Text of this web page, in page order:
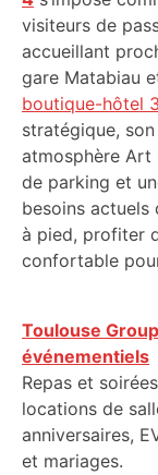
visiteurs de
accueillant
gare Matabiau
boutique-hôtel
stratégique,
atmosphère Art
de parking et
besoins actuels
à pied, profiter
confortable
Toulouse
événementiels
Repas et
locations de
anniversaires,
et mariages.